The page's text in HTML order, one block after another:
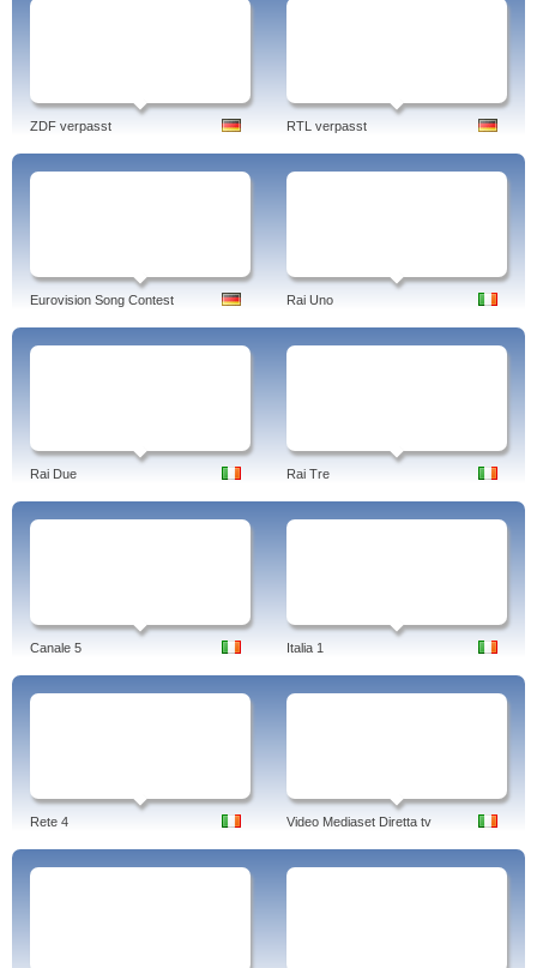
ZDF verpasst RTL verpasst
Eurovision Song Contest Rai Uno
Rai Due Rai Tre
Canale 5 Italia 1
Rete 4 Video Mediaset Diretta tv